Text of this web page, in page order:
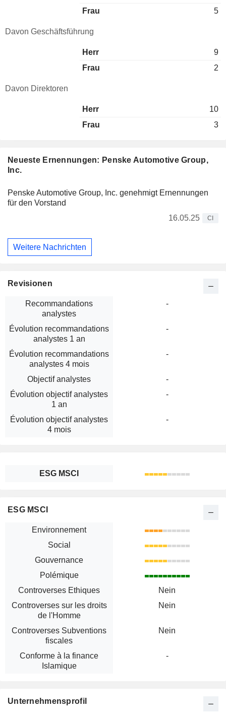
Neueste Ernennungen: Penske Automotive Group,
Inc.
Penske Automotive Group, Inc. genehmigt Ernennungen
für den Vorstand
16.05.25
CI
Weitere Nachrichten
Frau
5
Davon Geschäftsführung
Herr
9
Frau
2
Davon Direktoren
Herr
10
Frau
3
Revisionen
Recommandations
analystes
-
Évolution recommandations
analystes 1 an
-
Évolution recommandations
analystes 4 mois
-
Objectif analystes
-
Évolution objectif analystes
1 an
-
Évolution objectif analystes
4 mois
-
ESG MSCI
ESG MSCI
Environnement
Social
Gouvernance
Polémique
Controverses Ethiques
Nein
Controverses sur les droits
de l'Homme
Nein
Controverses Subventions
fiscales
Nein
Conforme à la finance
Islamique
-
Unternehmensprofil